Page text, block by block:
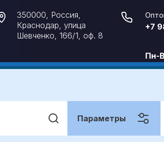
350000, Россия,
Краснодар, улица
Шевченко, 166/1, оф. 8
+7
Пн-
Параметры